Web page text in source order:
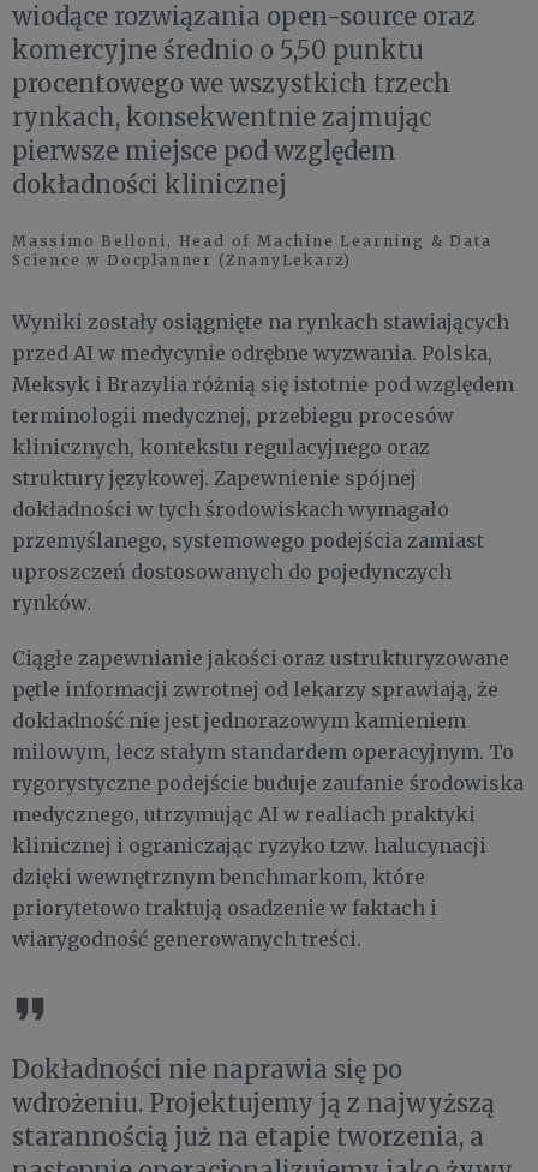
wiodące rozwiązania open-source oraz
komercyjne średnio o 5,50 punktu
procentowego we wszystkich trzech
rynkach, konsekwentnie zajmując
pierwsze miejsce pod względem
dokładności klinicznej ​
Massimo Belloni, Head of Machine Learning & Data
Science w Docplanner (ZnanyLekarz)
Wyniki zostały osiągnięte na rynkach stawiających
przed AI w medycynie odrębne wyzwania. Polska,
Meksyk i Brazylia różnią się istotnie pod względem
terminologii medycznej, przebiegu procesów
klinicznych, kontekstu regulacyjnego oraz
struktury językowej. Zapewnienie spójnej
dokładności w tych środowiskach wymagało
przemyślanego, systemowego podejścia zamiast
uproszczeń dostosowanych do pojedynczych
rynków.
Ciągłe zapewnianie jakości oraz ustrukturyzowane
pętle informacji zwrotnej od lekarzy sprawiają, że
dokładność nie jest jednorazowym kamieniem
milowym, lecz stałym standardem operacyjnym. To
rygorystyczne podejście buduje zaufanie środowiska
medycznego, utrzymując AI w realiach praktyki
klinicznej i ograniczając ryzyko tzw. halucynacji
dzięki wewnętrznym benchmarkom, które
priorytetowo traktują osadzenie w faktach i
wiarygodność generowanych treści.
Dokładności nie naprawia się po
wdrożeniu. Projektujemy ją z najwyższą
starannością już na etapie tworzenia, a